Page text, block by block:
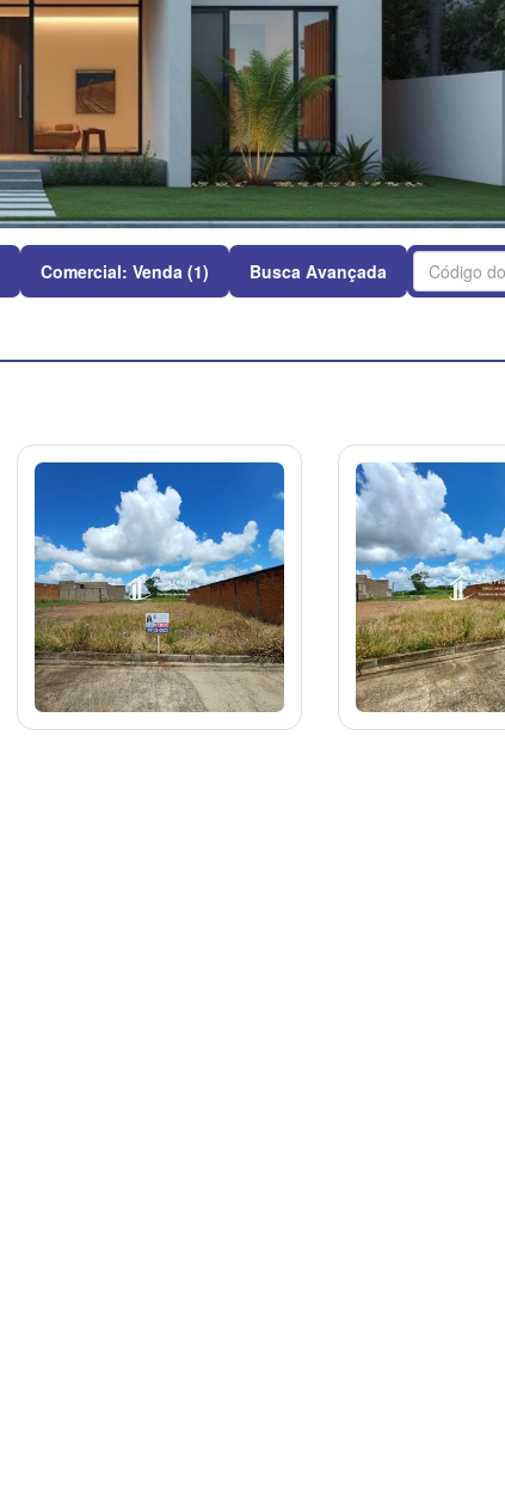
Comercial: Venda (1) Busca Avançada